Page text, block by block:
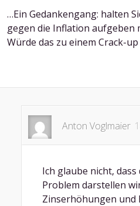
…Ein Gedankengang: halten
gegen die Inflation aufgeben
Würde das zu einem Crack-
Anton Voglmaier
Ich glaube nicht,
Problem darstellen
Zinserhöhungen und